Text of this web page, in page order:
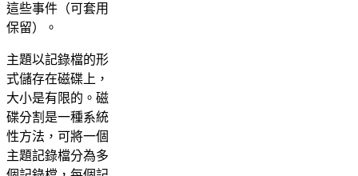
這些事件（可套用
保留）。
主題以記錄檔的形
式儲存在磁碟上，
大小是有限的。磁
碟分割是一種系統
性方法，可將一個
主題記錄檔分為多